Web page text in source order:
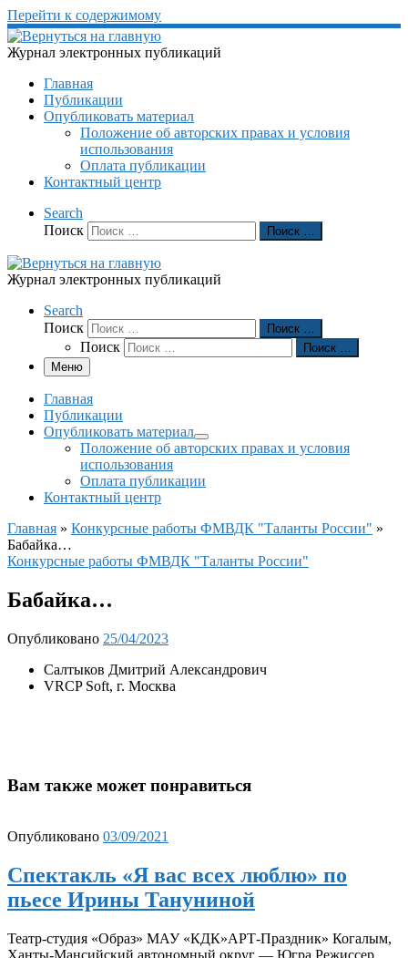
Перейти к содержимому
Журнал электронных публикаций
Главная
Публикации
Опубликовать материал
Положение об авторских правах и условия
использования
Оплата публикации
Контактный центр
Search
Поиск
Поиск …
Журнал электронных публикаций
Search
Поиск
Поиск …
Поиск
Поиск …
Меню
Главная
Публикации
Опубликовать материал
Положение об авторских правах и условия
использования
Оплата публикации
Контактный центр
Главная » Конкурсные работы ФМВДК "Таланты России" »
Бабайка…
Конкурсные работы ФМВДК "Таланты России"
Бабайка…
Опубликовано 25/04/2023
Салтыков Дмитрий Александрович
VRCP Soft, г. Москва
Вам также может понравиться
Опубликовано 03/09/2021
Спектакль «Я вас всех люблю» по
пьесе Ирины Тануниной
Театр-студия «Образ» МАУ «КДК»АРТ-Праздник» Когалым,
Ханты-Мансийский автономный округ — Югра Режиссер